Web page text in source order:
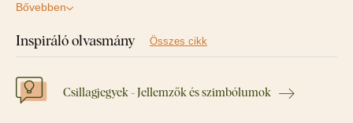
Bővebben
Inspiráló olvasmány Összes cikk
Csillagjegyek - Jellemzők és szimbólumok